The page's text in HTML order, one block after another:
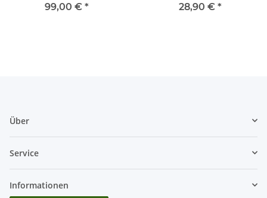
99,00 € *
28,90 € *
Über
Service
Informationen